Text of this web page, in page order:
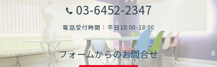
03-6452-2347
電話受付時間：平日10:00-18:00
フォームからのお問合せ